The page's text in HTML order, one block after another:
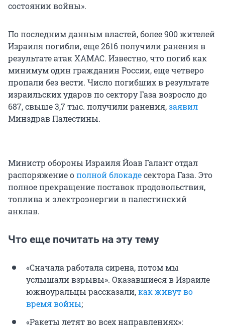
состоянии войны».
По последним данным властей, более 900 жителей
Израиля погибли, еще 2616 получили ранения в
результате атак ХАМАС. Известно, что погиб как
минимум один гражданин России, еще четверо
пропали без вести. Число погибших в результате
израильских ударов по сектору Газа возросло до
687, свыше 3,7 тыс. получили ранения,заявил
Минздрав Палестины.
Министр обороны Израиля Йоав Галант отдал
распоряжение ополной блокадесектора Газа. Это
полное прекращение поставок продовольствия,
топлива и электроэнергии в палестинский
анклав.
Что еще почитать на эту тему
«Сначала работала сирена, потом мы
услышали взрывы». Оказавшиеся в Израиле
южноуральцы рассказали,как живут во
время войны;
«Ракеты летят во всех направлениях»: